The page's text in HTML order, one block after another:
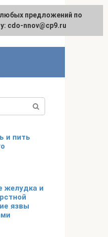
и пить
желудка и
язвы
предложений по
cdo-nnov@cp9.ru